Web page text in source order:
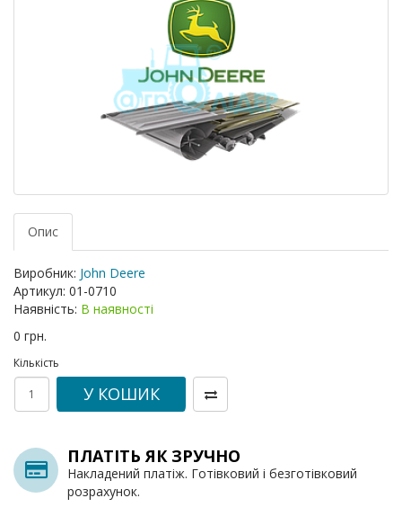
Опис
Виробник: John Deere
Артикул: 01-0710
Наявність: В наявності
0 грн.
Кількість
У КОШИК
ПЛАТІТЬ ЯК ЗРУЧНО
Накладений платіж. Готівковий і безготівковий
розрахунок.